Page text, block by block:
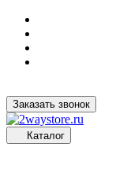
Заказать звонок
Каталог